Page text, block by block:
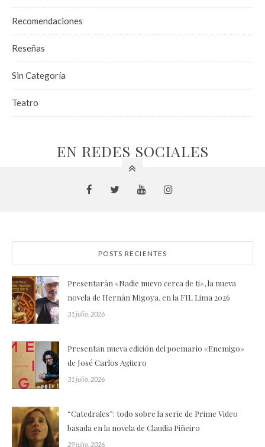
Recomendaciones
Reseñas
Sin Categoría
Teatro
EN REDES SOCIALES
POSTS RECIENTES
Presentarán «Nadie nuevo cerca de ti», la nueva
novela de Hernán Migoya, en la FIL Lima 2026
31 julio, 2026
Presentan nueva edición del poemario «Enemigo»
de José Carlos Agüero
31 julio, 2026
“Catedrales”: todo sobre la serie de Prime Video
basada en la novela de Claudia Piñeiro
29 julio, 2026